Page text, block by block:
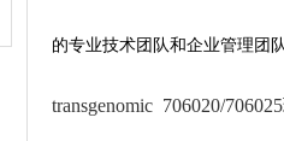
的专业技术团队和企业管理团
transgenomic 706020/